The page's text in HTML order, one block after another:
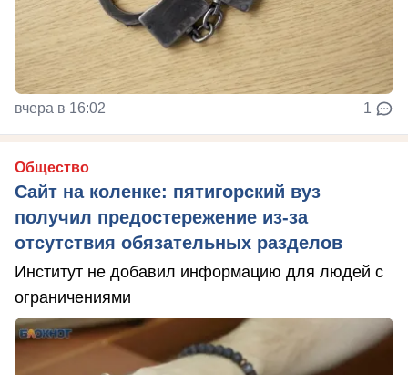
вчера в 16:02 1
Общество
Сайт на коленке: пятигорский вуз
получил предостережение из-за
отсутствия обязательных разделов
Институт не добавил информацию для людей с
ограничениями